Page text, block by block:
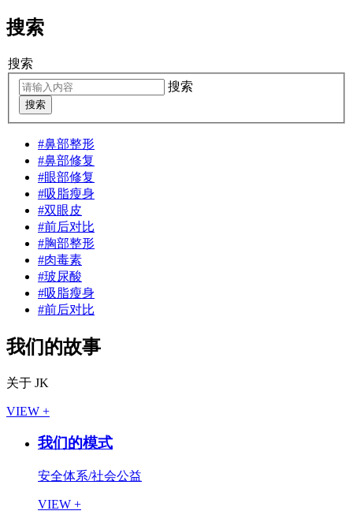
搜索
搜索
搜索
搜索
#鼻部整形
#鼻部修复
#眼部修复
#吸脂瘦身
#双眼皮
#前后对比
#胸部整形
#肉毒素
#玻尿酸
#吸脂瘦身
#前后对比
我们的故事
关于 JK
VIEW +
我们的模式
安全体系/社会公益
VIEW +